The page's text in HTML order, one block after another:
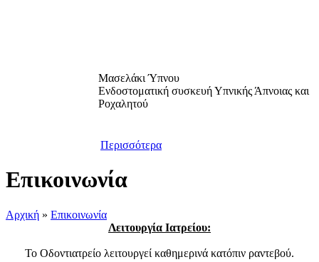
Μασελάκι Ύπνου
Ενδοστοματική συσκευή Υπνικής Άπνοιας και
Ροχαλητού
Περισσότερα
Επικοινωνία
Αρχική » Επικοινωνία
Λειτουργία Ιατρείου:
Το Οδοντιατρείο λειτουργεί καθημερινά κατόπιν ραντεβού.